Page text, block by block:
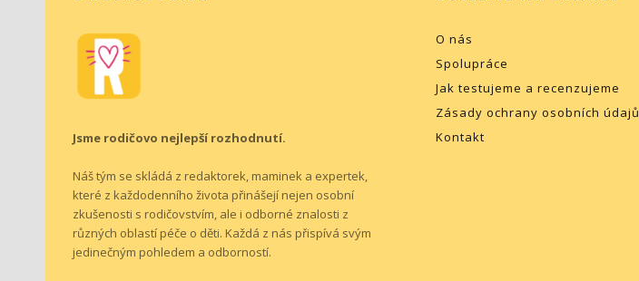
Jsme rodičovo nejlepší rozhodnutí.
Náš tým se skládá z redaktorek, maminek a expertek,
které z každodenního života přinášejí nejen osobní
zkušenosti s rodičovstvím, ale i odborné znalosti z
různých oblastí péče o děti. Každá z nás přispívá svým
jedinečným pohledem a odborností.
O nás
Spolupráce
Jak testujeme a recenzujeme
Zásady ochrany osobních údajů
Kontakt